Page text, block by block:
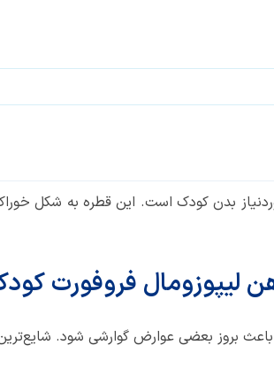
بدن کودک است. این قطره به شکل
لیپوزومال فروفورت
بروز بعضی عوارض گوارشی شود.